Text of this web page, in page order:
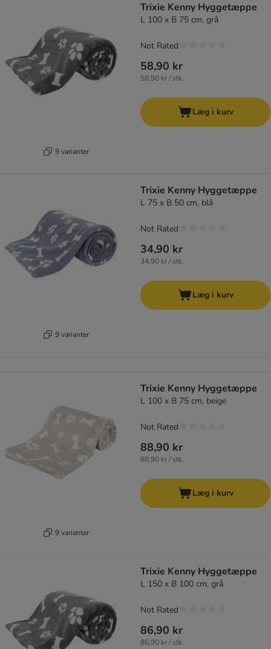
9 varianter
Trixie Kenny Hyggetæppe
L 100 x B 75 cm, grå
58,90 kr
58,90 kr / stk.
Not Rated
Læg i kurv
9 varianter
Trixie Kenny Hyggetæppe
L 75 x B 50 cm, blå
34,90 kr
34,90 kr / stk.
Not Rated
Læg i kurv
9 varianter
Trixie Kenny Hyggetæppe
L 100 x B 75 cm, beige
88,90 kr
88,90 kr / stk.
Not Rated
Læg i kurv
Trixie Kenny Hyggetæppe
L 150 x B 100 cm, grå
86,90 kr
86,90 kr / stk.
Not Rated